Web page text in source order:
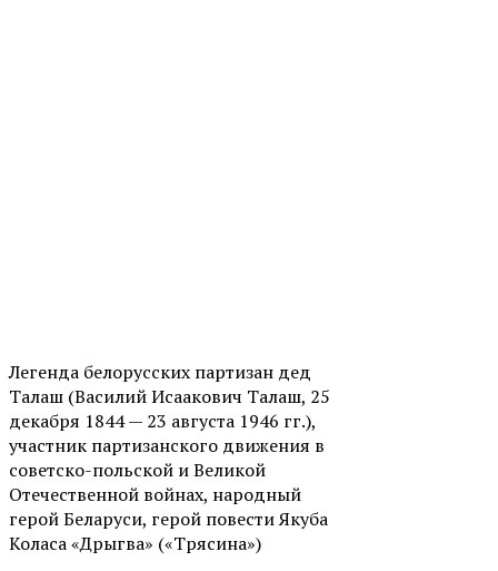
Легенда белорусских партизан дед
Талаш (Василий Исаакович Талаш, 25
декабря 1844 — 23 августа 1946 гг.),
участник партизанского движения в
советско-польской и Великой
Отечественной войнах, народный
герой Беларуси, герой повести Якуба
Коласа «Дрыгва» («Трясина»)